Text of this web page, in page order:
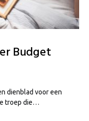
Budget
dienblad voor een
troep die…